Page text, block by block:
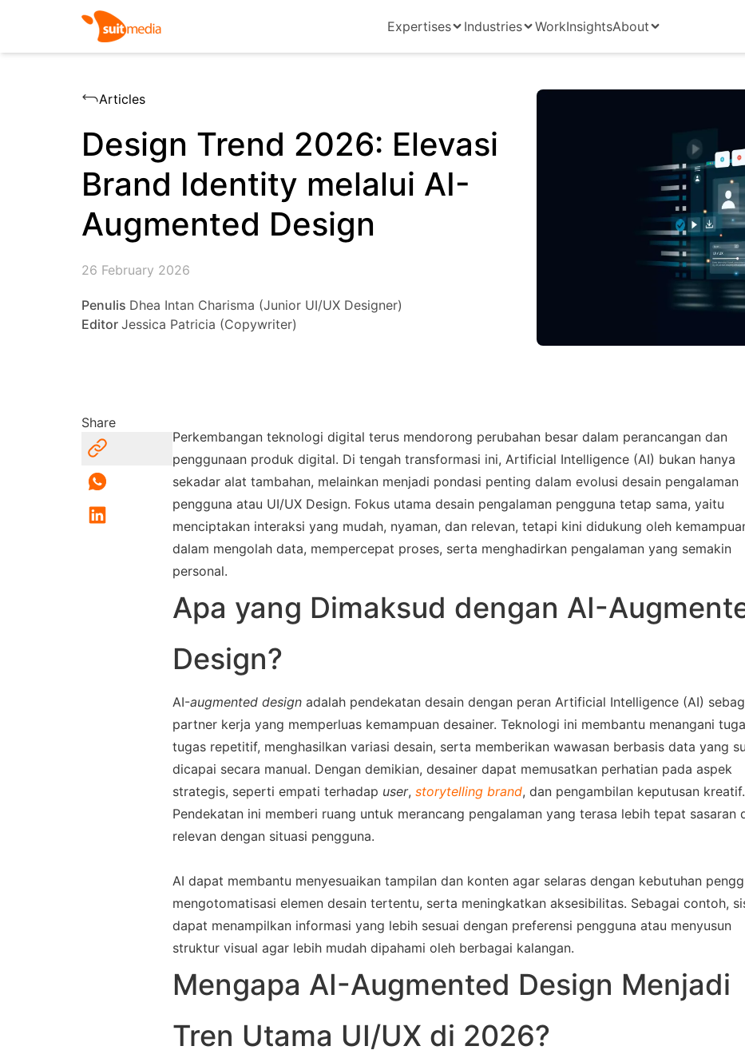
Expertises Industries WorkInsightsAbout
Articles
Design Trend 2026: Elevasi
Brand Identity melalui AI-
Augmented Design
26 February 2026
Penulis Dhea Intan Charisma (Junior UI/UX Designer)
Editor Jessica Patricia (Copywriter)
Share
Perkembangan teknologi digital terus mendorong perubahan besar dalam perancangan dan
penggunaan produk digital. Di tengah transformasi ini, Artificial Intelligence (AI) bukan hanya
sekadar alat tambahan, melainkan menjadi pondasi penting dalam evolusi desain pengalaman
pengguna atau UI/UX Design. Fokus utama desain pengalaman pengguna tetap sama, yaitu
menciptakan interaksi yang mudah, nyaman, dan relevan, tetapi kini didukung oleh
dalam mengolah data, mempercepat proses, serta menghadirkan pengalaman yang semakin
personal.
Apa yang Dimaksud dengan AI-
Design?
AI-augmented design adalah pendekatan desain dengan peran Artificial Intelligence (AI)
partner kerja yang memperluas kemampuan desainer. Teknologi ini membantu menangani
tugas repetitif, menghasilkan variasi desain, serta memberikan wawasan berbasis data yang
dicapai secara manual. Dengan demikian, desainer dapat memusatkan perhatian pada aspek
strategis, seperti empati terhadap user, storytelling brand, dan pengambilan keputusan kreatif.
Pendekatan ini memberi ruang untuk merancang pengalaman yang terasa lebih tepat sasaran
relevan dengan situasi pengguna.
AI dapat membantu menyesuaikan tampilan dan konten agar selaras dengan kebutuhan
mengotomatisasi elemen desain tertentu, serta meningkatkan aksesibilitas. Sebagai contoh,
dapat menampilkan informasi yang lebih sesuai dengan preferensi pengguna atau menyusun
struktur visual agar lebih mudah dipahami oleh berbagai kalangan.
Mengapa AI-Augmented Design Menjadi
Tren Utama UI/UX di 2026?